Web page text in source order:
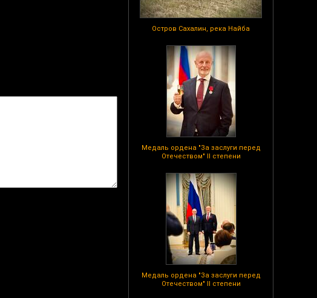
Остров Сахалин, река Найба
Медаль ордена "За заслуги перед
Отечеством" II степени
Медаль ордена "За заслуги перед
Отечеством" II степени